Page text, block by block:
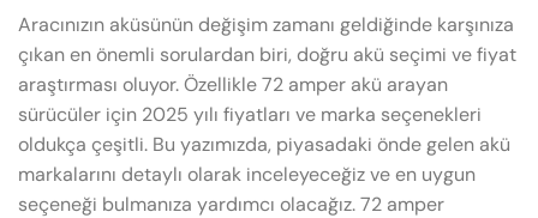
Aracınızın aküsünün değişim zamanı geldiğinde karşınıza
çıkan en önemli sorulardan biri, doğru akü seçimi ve fiyat
araştırması oluyor. Özellikle 72 amper akü arayan
sürücüler için 2025 yılı fiyatları ve marka seçenekleri
oldukça çeşitli. Bu yazımızda, piyasadaki önde gelen akü
markalarını detaylı olarak inceleyeceğiz ve en uygun
seçeneği bulmanıza yardımcı olacağız. 72 amper